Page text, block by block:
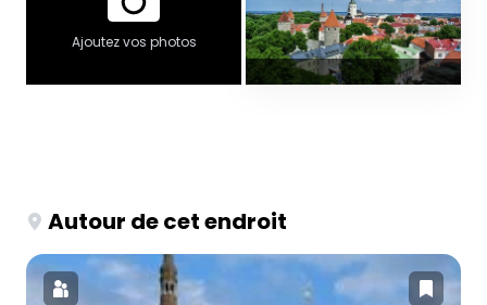
Ajoutez vos photos
Autour de cet endroit